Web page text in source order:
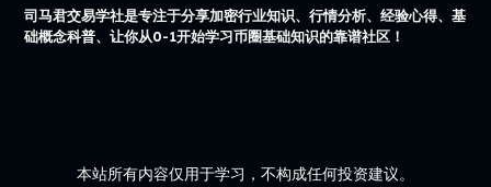
司马君交易学社是专注于分享加密行业知识、行情分析、经验心得、基
础概念科普、让你从0-1开始学习币圈基础知识的靠谱社区！
本站所有内容仅用于学习，不构成任何投资建议。